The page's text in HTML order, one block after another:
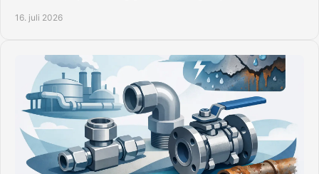
16. juli 2026